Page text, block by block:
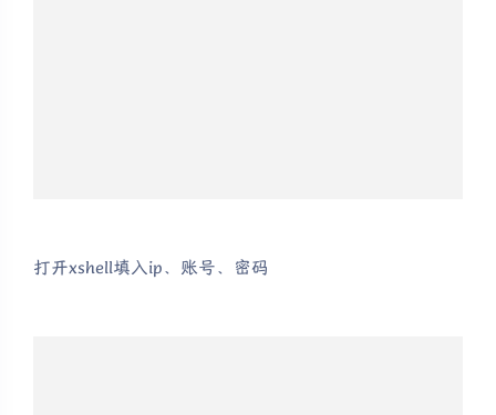
打开xshell填入ip、账号、密码